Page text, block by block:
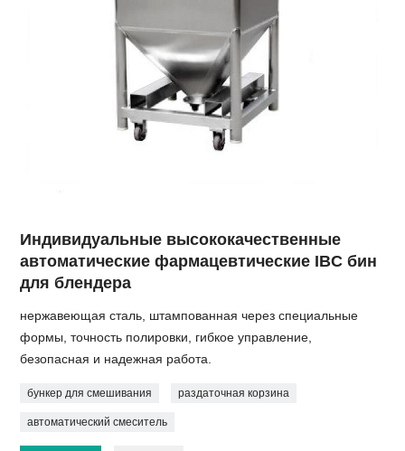
Индивидуальные высококачественные
автоматические фармацевтические IBC бин
для блендера
нержавеющая сталь, штампованная через специальные
формы, точность полировки, гибкое управление,
безопасная и надежная работа.
бункер для смешивания раздаточная корзина
автоматический смеситель